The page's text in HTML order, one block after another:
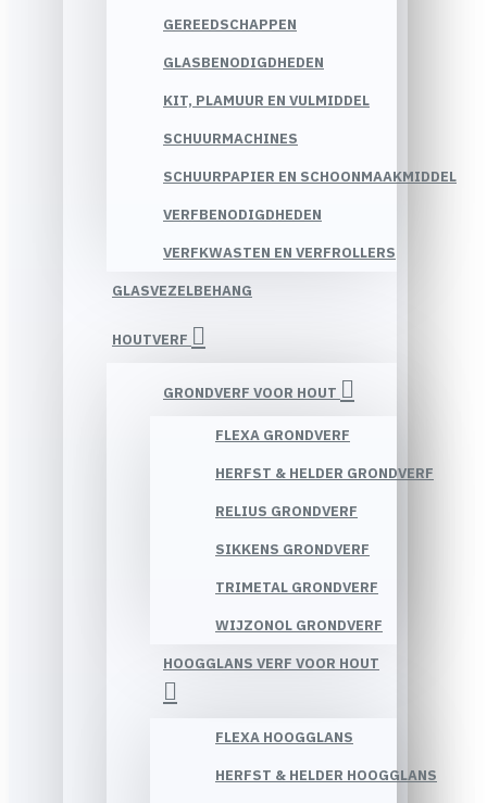
GEREEDSCHAPPEN
GLASBENODIGDHEDEN
KIT, PLAMUUR EN VULMIDDEL
SCHUURMACHINES
SCHUURPAPIER EN SCHOONMAAKMIDDEL
VERFBENODIGDHEDEN
VERFKWASTEN EN VERFROLLERS
GLASVEZELBEHANG
HOUTVERF
GRONDVERF VOOR HOUT
FLEXA GRONDVERF
HERFST & HELDER GRONDVERF
RELIUS GRONDVERF
SIKKENS GRONDVERF
TRIMETAL GRONDVERF
WIJZONOL GRONDVERF
HOOGGLANS VERF VOOR HOUT
FLEXA HOOGGLANS
HERFST & HELDER HOOGGLANS